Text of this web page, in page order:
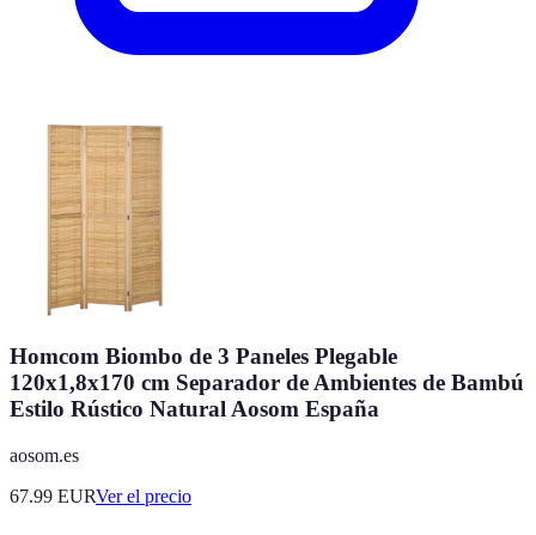
Homcom Biombo de 3 Paneles Plegable
120x1,8x170 cm Separador de Ambientes de Bambú
Estilo Rústico Natural Aosom España
aosom.es
67.99 EURVer el precio